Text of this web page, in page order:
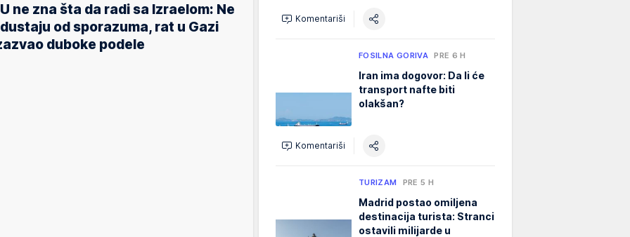
ne zna šta da radi sa Izraelom: Ne
od sporazuma, rat u Gazi
duboke podele
Komentariši
FOSILNA GORIVA PRE 6 H
Iran ima dogovor: Da li će
transport nafte biti
olakšan?
Komentariši
TURIZAM PRE 5 H
Madrid postao omiljena
destinacija turista: Stranci
ostavili milijarde u